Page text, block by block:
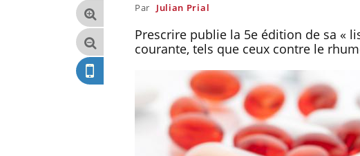
Par Julian Prial
Prescrire publie la 5e édition de sa «
courante, tels que ceux contre le